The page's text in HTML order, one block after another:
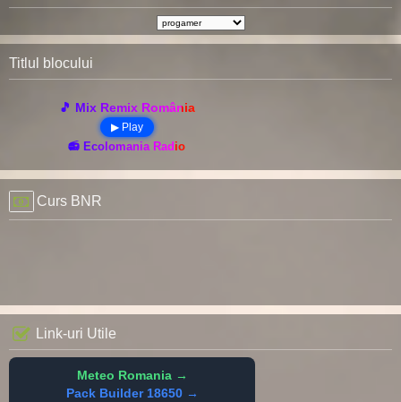
Titlul blocului
🎵 Mix Remix România
▶ Play
📻 Ecolomania Radio
Curs BNR
Link-uri Utile
Meteo Romania →
Pack Builder 18650 →